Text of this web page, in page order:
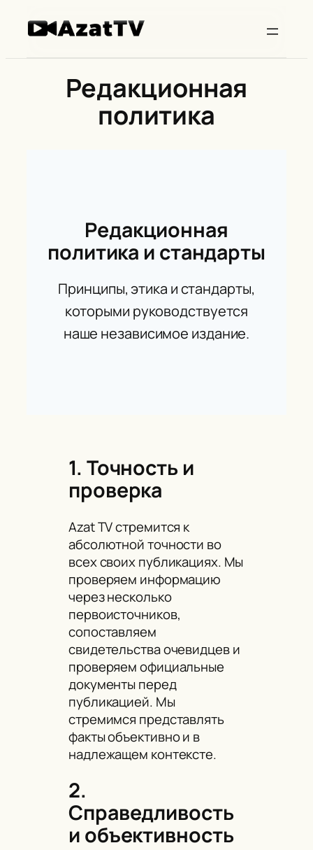
Редакционная
политика
Редакционная
политика и стандарты
Принципы, этика и стандарты,
которыми руководствуется
наше независимое издание.
1. Точность и
проверка
Azat TV стремится к
абсолютной точности во
всех своих публикациях. Мы
проверяем информацию
через несколько
первоисточников,
сопоставляем
свидетельства очевидцев и
проверяем официальные
документы перед
публикацией. Мы
стремимся представлять
факты объективно и в
надлежащем контексте.
2.
Справедливость
и объективность